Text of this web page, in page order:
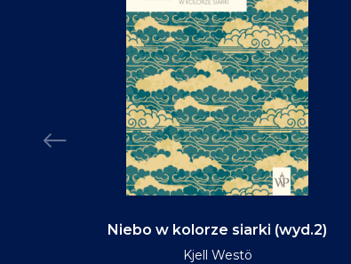
Niebo w kolorze siarki (wyd.2)
Kjell Westö